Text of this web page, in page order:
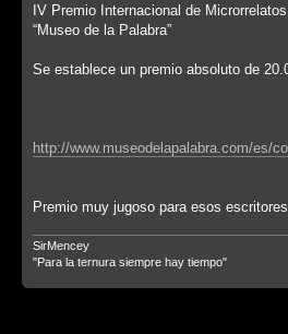
IV Premio Internacional de Microrrelatos
“Museo de la Palabra”
Se establece un premio absoluto de
http://www.museodelapalabra.com/es/
Premio muy jugoso para esos
SirMencey
"Para la ternura siempre hay tiempo"